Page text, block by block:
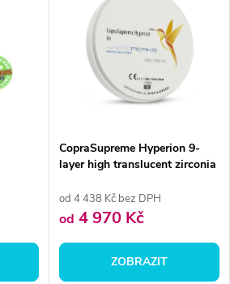
CopraSupreme Hyperion 9-
layer high translucent zirconia
od 4 438 Kč bez DPH
od 4 970 Kč
ZOBRAZIT